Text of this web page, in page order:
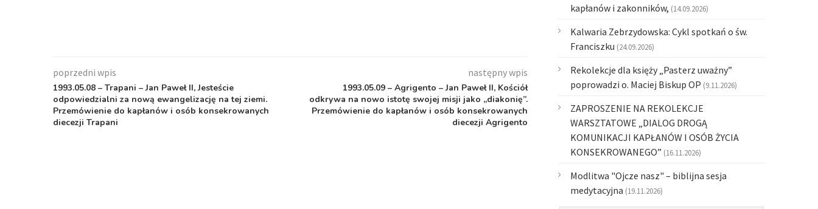
poprzedni wpis
1993.05.08 – Trapani – Jan Paweł II, Jesteście
odpowiedzialni za nową ewangelizację na tej ziemi.
Przemówienie do kapłanów i osób konsekrowanych
diecezji Trapani
następny wpis
1993.05.09 – Agrigento – Jan Paweł II, Kościół
odkrywa na nowo istotę swojej misji jako „diakonię”.
Przemówienie do kapłanów i osób konsekrowanych
diecezji Agrigento
kapłanów i zakonników, (14.09.2026)
Kalwaria Zebrzydowska: Cykl spotkań o św.
Franciszku (24.09.2026)
Rekolekcje dla księży „Pasterz uważny”
poprowadzi o. Maciej Biskup OP (9.11.2026)
ZAPROSZENIE NA REKOLEKCJE
WARSZTATOWE „DIALOG DROGĄ
KOMUNIKACJI KAPŁANÓW I OSÓB ŻYCIA
KONSEKROWANEGO” (16.11.2026)
Modlitwa "Ojcze nasz" – biblijna sesja
medytacyjna (19.11.2026)